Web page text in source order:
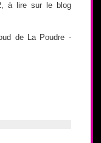
à lire sur le blog
de La Poudre -